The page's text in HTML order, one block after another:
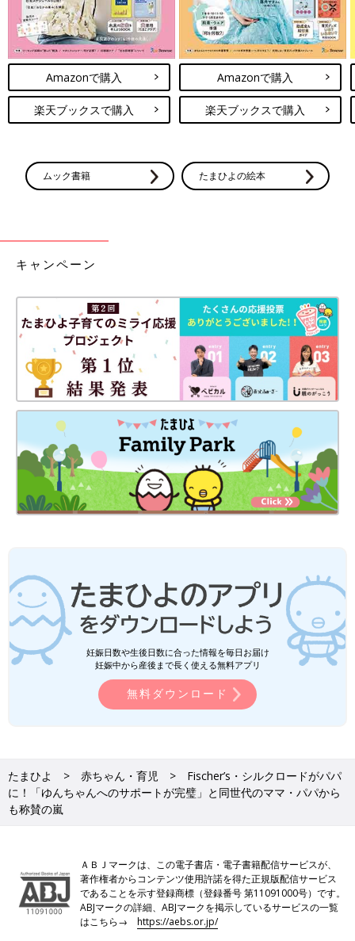
Amazonで購入
楽天ブックスで購入
Amazonで購入
楽天ブックスで購入
ムック書籍 たまひよの絵本
キャンペーン
妊娠日数や生後日数に合った情報を毎日お届け
妊娠中から産後まで長く使える無料アプリ
無料ダウンロード
たまひよ 赤ちゃん・育児
Fischer’s・シルクロードがパパ
に！「ゆんちゃんへのサポートが完璧」と同世代のママ・パパから
も称賛の嵐
ＡＢＪマークは、この電子書店・電子書籍配信サービスが、
著作権者からコンテンツ使用許諾を得た正規版配信サービス
であることを示す登録商標（登録番号 第11091000号）です。
ABJマークの詳細、ABJマークを掲示しているサービスの一覧
はこちら→https://aebs.or.jp/